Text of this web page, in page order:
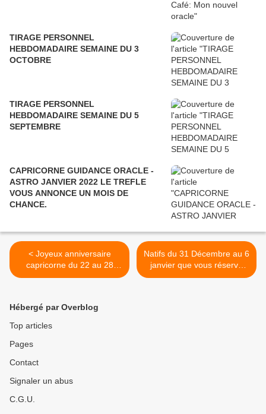
TIRAGE PERSONNEL
HEBDOMADAIRE SEMAINE DU 3
OCTOBRE
TIRAGE PERSONNEL
HEBDOMADAIRE SEMAINE DU 5
SEPTEMBRE
CAPRICORNE GUIDANCE ORACLE -
ASTRO JANVIER 2022 LE TREFLE
VOUS ANNONCE UN MOIS DE
CHANCE.
< Joyeux anniversaire
capricorne du 22 au 28
Décembre
Natifs du 31 Décembre au 6
janvier que vous réserve
l'année 2019 >
Hébergé par Overblog
Top articles
Pages
Contact
Signaler un abus
C.G.U.